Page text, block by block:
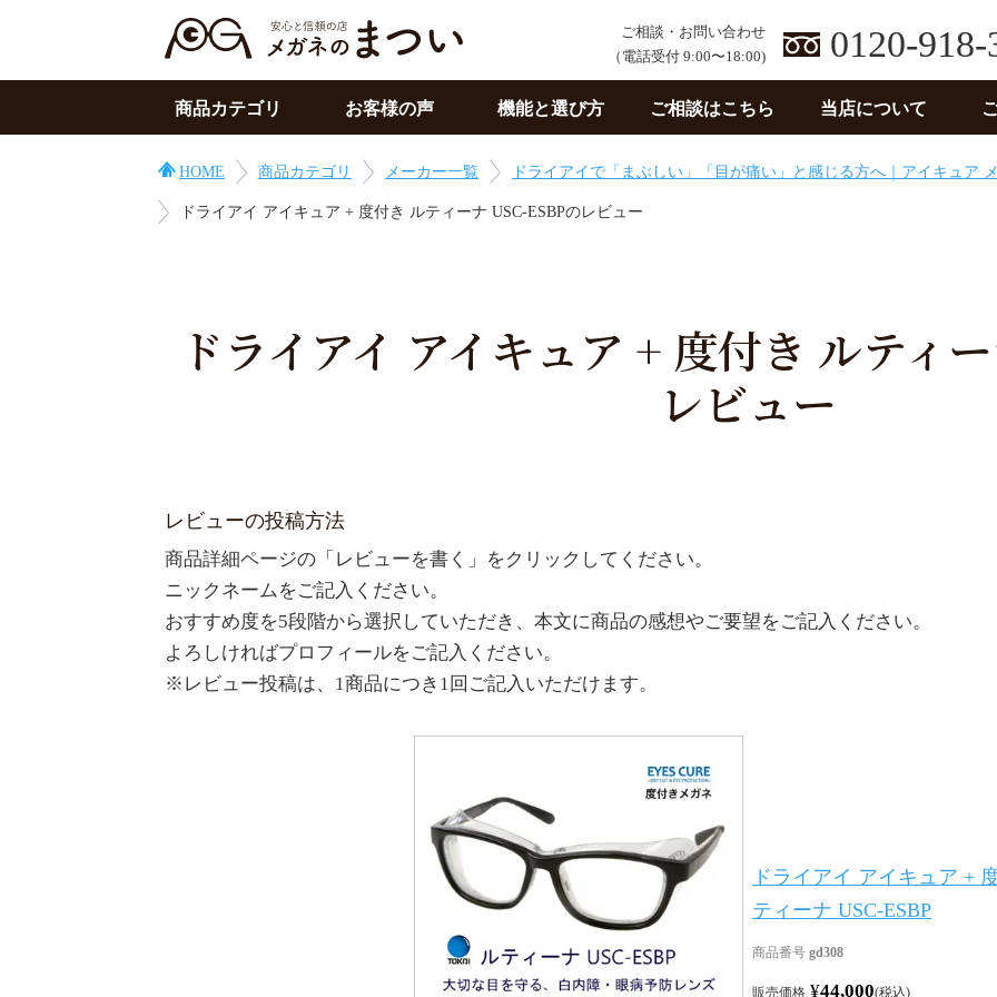
ご相談・お問い合わせ
（電話受付 9:00〜18:00)
0120-918-
商品カテゴリ お客様の声 機能と選び方 ご相談はこちら 当店について
HOME 商品カテゴリ メーカー一覧 ドライアイで「まぶしい」「目が痛い」と感じる方へ｜アイキュア
ドライアイ アイキュア + 度付き ルティーナ USC-ESBPのレビュー
ドライアイ アイキュア + 度付き ルティ
レビュー
レビューの投稿方法
商品詳細ページの「レビューを書く」をクリックしてください。
ニックネームをご記入ください。
おすすめ度を5段階から選択していただき、本文に商品の感想やご要望をご記入ください。
よろしければプロフィールをご記入ください。
※レビュー投稿は、1商品につき1回ご記入いただけます。
ドライアイ アイキュア +
ティーナ USC-ESBP
商品番号 gd308
販売価格 ¥44,000 税込